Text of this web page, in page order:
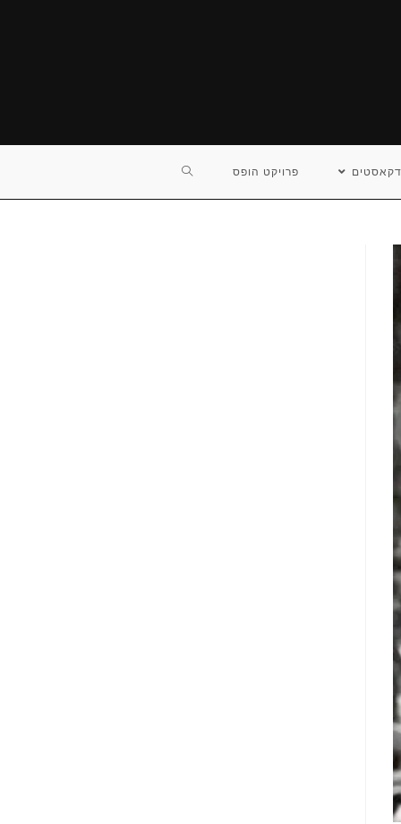
פרויקט הופס TOGGLE